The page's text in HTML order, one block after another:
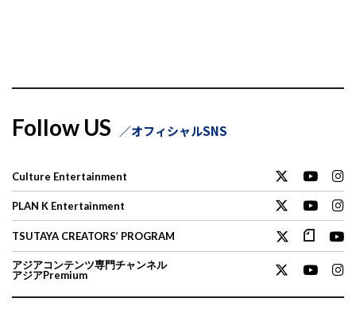
Follow US オフィシャルSNS
Culture Entertainment
PLAN K Entertainment
TSUTAYA CREATORS’ PROGRAM
アジアコンテンツ専門チャンネル
アジアPremium